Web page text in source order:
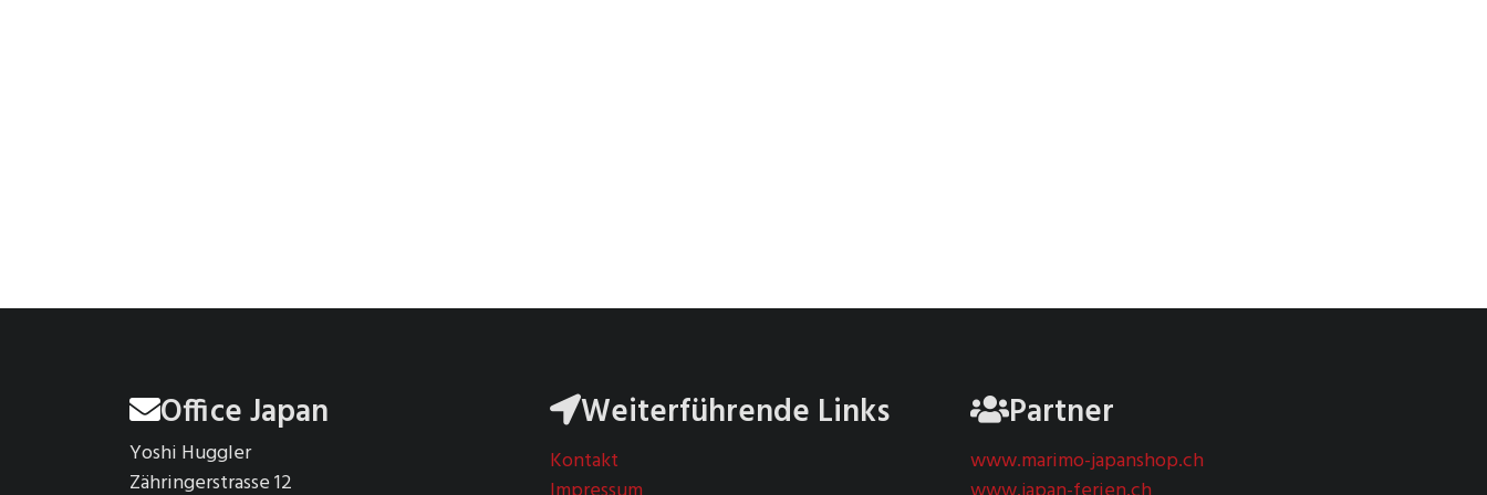
Office Japan
Yoshi Huggler
Zähringerstrasse 12
Weiterführende Links
Kontakt
Partner
www.marimo-japanshop.ch